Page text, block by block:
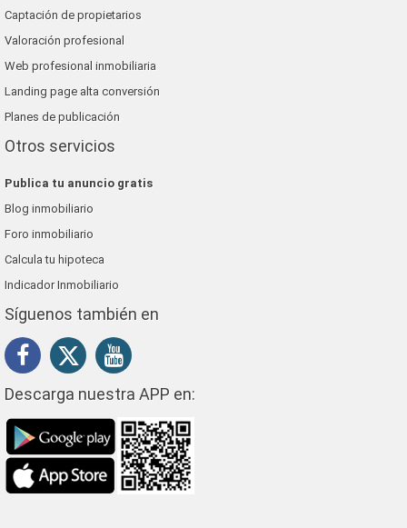
Captación de propietarios
Valoración profesional
Web profesional inmobiliaria
Landing page alta conversión
Planes de publicación
Otros servicios
Publica tu anuncio gratis
Blog inmobiliario
Foro inmobiliario
Calcula tu hipoteca
Indicador Inmobiliario
Síguenos también en
Descarga nuestra APP en: